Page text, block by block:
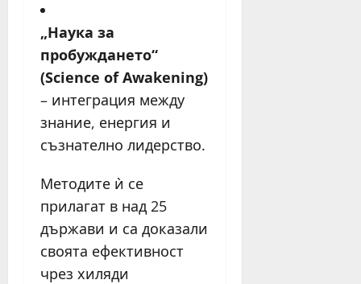
„Наука за
пробуждането“
(Science of Awakening)
– интеграция между
знание, енергия и
съзнателно лидерство.
Методите ѝ се
прилагат в над 25
държави и са доказали
своята ефективност
чрез хиляди